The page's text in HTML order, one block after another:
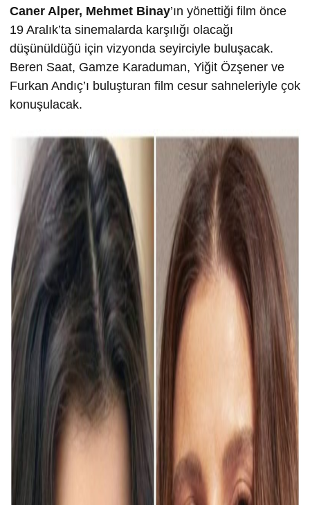
Caner Alper, Mehmet Binay’ın yönettiği film önce
19 Aralık’ta sinemalarda karşılığı olacağı
düşünüldüğü için vizyonda seyirciyle buluşacak.
Beren Saat, Gamze Karaduman, Yiğit Özşener ve
Furkan Andıç’ı buluşturan film cesur sahneleriyle çok
konuşulacak.